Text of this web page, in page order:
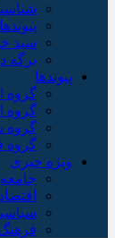
سبد
برگه
پیوندها
گروه
گروه
گروه
گروه
ویژه خبری
جامعه
اقتصاد